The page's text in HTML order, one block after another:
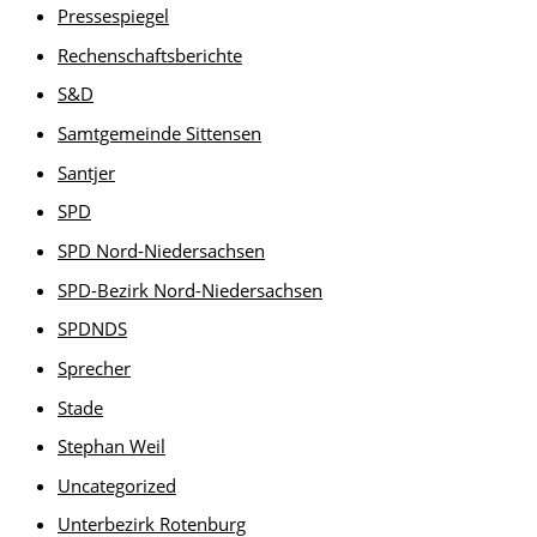
Pressespiegel
Rechenschaftsberichte
S&D
Samtgemeinde Sittensen
Santjer
SPD
SPD Nord-Niedersachsen
SPD-Bezirk Nord-Niedersachsen
SPDNDS
Sprecher
Stade
Stephan Weil
Uncategorized
Unterbezirk Rotenburg